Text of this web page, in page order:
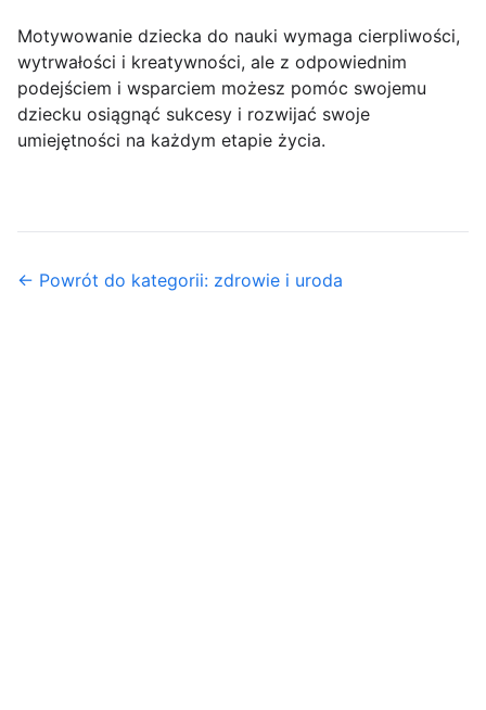
Motywowanie dziecka do nauki wymaga cierpliwości,
wytrwałości i kreatywności, ale z odpowiednim
podejściem i wsparciem możesz pomóc swojemu
dziecku osiągnąć sukcesy i rozwijać swoje
umiejętności na każdym etapie życia.
← Powrót do kategorii: zdrowie i uroda